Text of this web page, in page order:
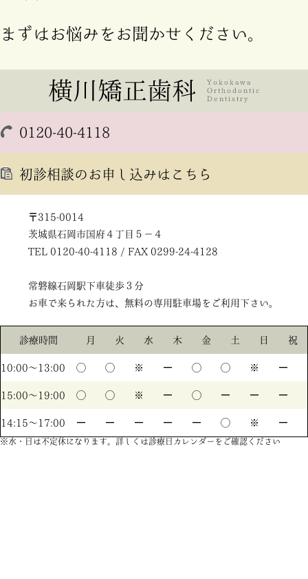
まずはお悩みをお聞かせください。
0120-40-4118
初診相談のお申し込みはこちら
〒315-0014
茨城県石岡市国府４丁目５－４
TEL 0120-40-4118 / FAX 0299-24-4128
常磐線石岡駅下車徒歩３分
お車で来られた方は、無料の専用駐車場をご利用下さい。
診療時間 月 火 水 木 金 土 日 祝
10:00〜13:00 ◯ ◯ ※ ー ◯ ◯ ※ ー
15:00〜19:00 ◯ ◯ ※ ー ◯ ー ー ー
14:15〜17:00 ー ー ー ー ー ◯ ※ ー
※水・日は不定休になります。詳しくは診療日カレンダーをご確認ください